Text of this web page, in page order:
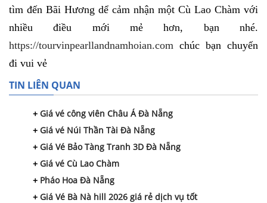
tìm đến Bãi Hương dể cảm nhận một Cù Lao Chàm với
nhiều điều mới mẻ hơn, bạn nhé.
https://tourvinpearllandnamhoian.com chúc bạn chuyến
đi vui vẻ
TIN LIÊN QUAN
Giá vé công viên Châu Á Đà Nẵng
Giá vé Núi Thần Tài Đà Nẵng
Giá Vé Bảo Tàng Tranh 3D Đà Nẵng
Giá vé Cù Lao Chàm
Pháo Hoa Đà Nẵng
Giá Vé Bà Nà hill 2026 giá rẻ dịch vụ tốt